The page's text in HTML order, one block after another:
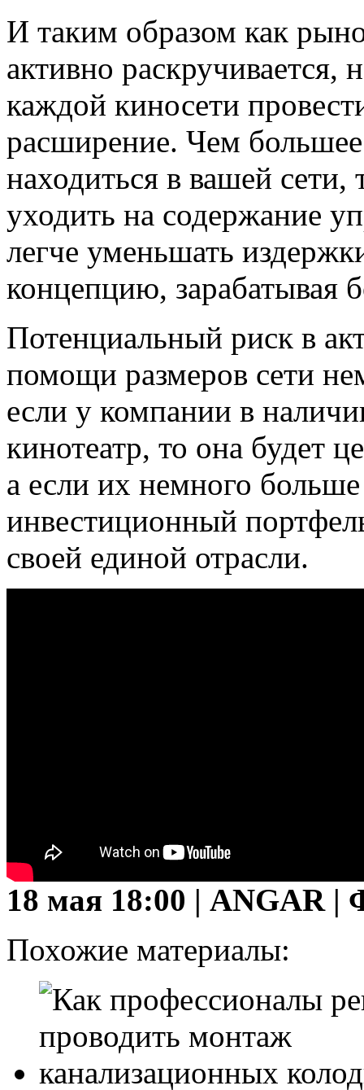
И таким образом как
активно раскручивается,
каждой киносети
расширение. Чем большее
находиться в вашей
уходить на содержание
легче уменьшать
концепцию, зарабатывая
Потенциальный риск в
помощи размеров сети
если у компании в
кинотеатр, то она будет
а если их немного
инвестиционный
своей единой отрасли.
18 мая 18:00 |
Похожие материалы: